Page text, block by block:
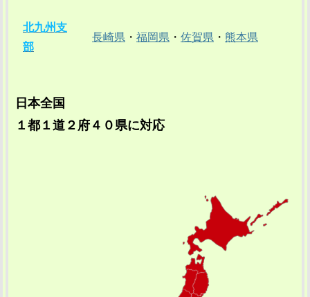
北九州支
部
長崎県 ・ 福岡県 ・ 佐賀県 ・ 熊本県
日本全国
１都１道２府４０県に対応